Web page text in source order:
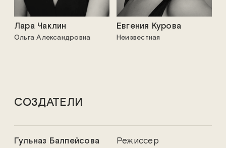
Лара Чаклин
Ольга Александровна
Евгения Курова
Неизвестная
СОЗДАТЕЛИ
Гульназ Балпейсова Режиссер